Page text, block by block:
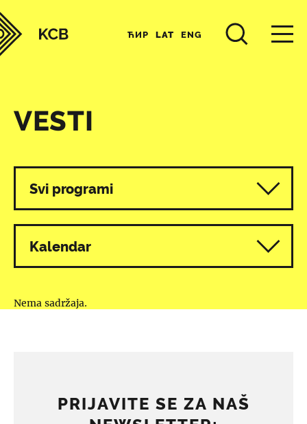
ЋИР LAT ENG
VESTI
Svi programi
Kalendar
Nema sadržaja.
PRIJAVITE SE ZA NAŠ